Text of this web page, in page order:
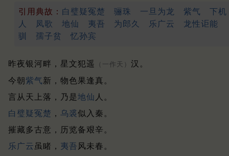
引用典故： 白璧疑冤楚 骊珠 一旦为龙 紫气
下机
人
凤歌 地仙 夷吾 为郎久 乐广云
龙性讵能
驯
孺子贫 忆孙宾
昨夜银河畔，星文犯遥 （一作天） 汉。
今朝紫气新，物色果逢真。
言从天上落，乃是地仙 人。
白璧疑冤楚 ， 乌裘似入秦。
摧藏多古意，历览备艰辛。
乐广云 虽睹， 夷吾 风未春。